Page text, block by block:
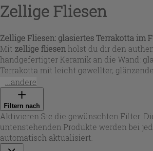
Zellige Fliesen
Zellige Fliesen: glasiertes Terrakotta im
Mit zellige fliesenholst du dir den
handgefertigter Keramik an die Wand:
Terrakotta mit leicht gewellter,
feinen Nuancen von Stück zu Stück.
fliesen 10x10
ideal, wenn du Oberflächen mit
perfekter Gleichmäßigkeit. In der
klares Weiß, warmes Beige, tiefes
ausdrucksstarke Töne wie Dunkelgrün,
Hellblau, Petrolblau und Bordeauxrot –
...andere
Filtern nach
Aktivieren Sie die gewünschten Filter.
untenstehenden Produkte werden bei
automatisch aktualisiert.